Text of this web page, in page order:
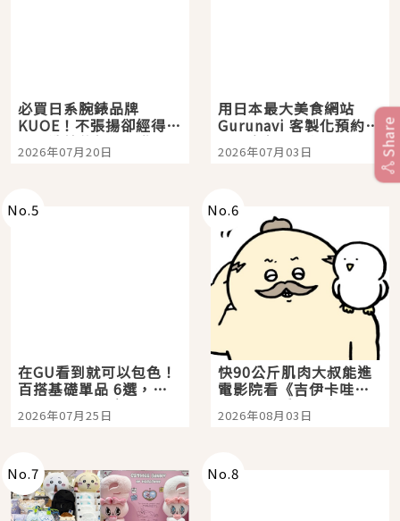
必買日系腕錶品牌
KUOE！不張揚卻經得起
時間洗鍊的經典之作五
選
2026年07月20日
用日本最大美食網站
Gurunavi 客製化預約九
大都市餐廳，打造專屬
美食體驗！
2026年07月03日
No.5
在GU看到就可以包色！
百搭基礎單品 6選，閉
眼全收也不心疼
2026年07月25日
No.6
快90公斤肌肉大叔能進
電影院看《吉伊卡哇》
嗎？日本重金屬樂團
「打首」會長與nagano
2026年08月03日
No.7 No.8
Share